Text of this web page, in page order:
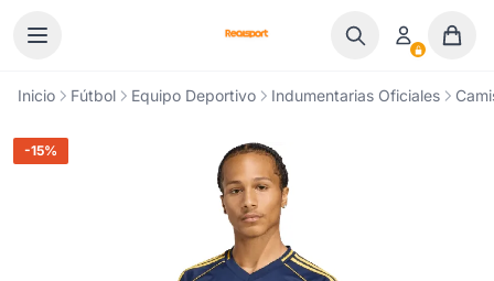
Inicio Fútbol Equipo Deportivo Indumentarias Oficiales
-15%